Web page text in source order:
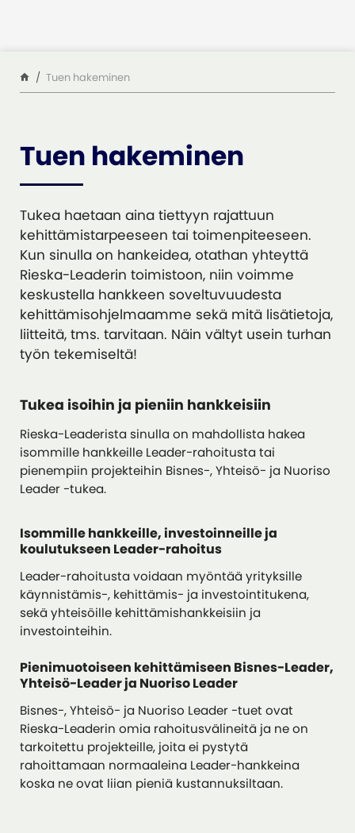
Tuen hakeminen
Tuen hakeminen
Tukea haetaan aina tiettyyn rajattuun
kehittämistarpeeseen tai toimenpiteeseen.
Kun sinulla on hankeidea, otathan yhteyttä
Rieska-Leaderin toimistoon, niin voimme
keskustella hankkeen soveltuvuudesta
kehittämisohjelmaamme sekä mitä lisätietoja,
liitteitä, tms. tarvitaan. Näin vältyt usein turhan
työn tekemiseltä!
Tukea isoihin ja pieniin hankkeisiin
Rieska-Leaderista sinulla on mahdollista hakea
isommille hankkeille Leader-rahoitusta tai
pienempiin projekteihin Bisnes-, Yhteisö- ja Nuoriso
Leader -tukea.
Isommille hankkeille, investoinneille ja
koulutukseen Leader-rahoitus
Leader-rahoitusta voidaan myöntää yrityksille
käynnistämis-, kehittämis- ja investointitukena,
sekä yhteisöille kehittämishankkeisiin ja
investointeihin.
Pienimuotoiseen kehittämiseen Bisnes-Leader,
Yhteisö-Leader ja Nuoriso Leader
Bisnes-, Yhteisö- ja Nuoriso Leader -tuet ovat
Rieska-Leaderin omia rahoitusvälineitä ja ne on
tarkoitettu projekteille, joita ei pystytä
rahoittamaan normaaleina Leader-hankkeina
koska ne ovat liian pieniä kustannuksiltaan.